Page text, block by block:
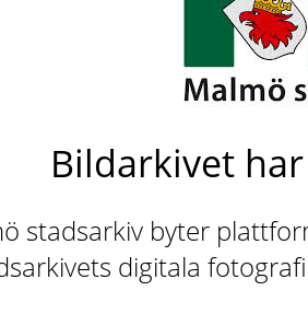
Bildarkivet
stadsarkiv byter
digitala